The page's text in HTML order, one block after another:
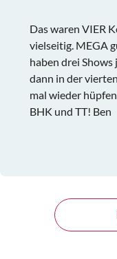
Das waren VIER
vielseitig. MEGA
haben drei
dann in der
mal wieder
BHK und TT! Ben